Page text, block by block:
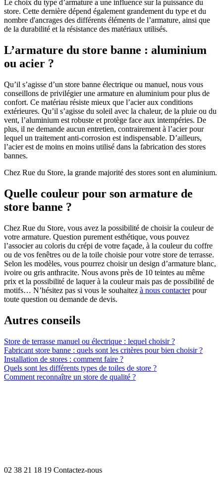
Le choix du type d’armature a une influence sur la puissance du
store. Cette dernière dépend également grandement du type et du
nombre d'ancrages des différents éléments de l’armature, ainsi que
de la durabilité et la résistance des matériaux utilisés.
L’armature du store banne : aluminium
ou acier ?
Qu’il s’agisse d’un store banne électrique ou manuel, nous vous
conseillons de privilégier une armature en aluminium pour plus de
confort. Ce matériau résiste mieux que l’acier aux conditions
extérieures. Qu’il s’agisse du soleil avec la chaleur, de la pluie ou du
vent, l’aluminium est robuste et protège face aux intempéries. De
plus, il ne demande aucun entretien, contrairement à l’acier pour
lequel un traitement anti-corrosion est indispensable. D’ailleurs,
l’acier est de moins en moins utilisé dans la fabrication des stores
bannes.
Chez Rue du Store, la grande majorité des stores sont en aluminium.
Quelle couleur pour son armature de
store banne ?
Chez Rue du Store, vous avez la possibilité de choisir la couleur de
votre armature. Question purement esthétique, vous pouvez
l’associer au coloris du crépi de votre façade, à la couleur du coffre
ou de vos fenêtres ou de la toile choisie pour votre store de terrasse.
Selon les modèles, vous pourrez choisir un design d’armature blanc,
ivoire ou gris anthracite. Nous avons près de 10 teintes au même
prix et la possibilité de laquer à la couleur mais pas de possibilité de
motifs… N’hésitez pas si vous le souhaitez à nous contacterpour
toute question ou demande de devis.
Autres conseils
Store de terrasse manuel ou électrique : lequel choisir ?
Fabricant store banne : quels sont les critères pour bien choisir ?
Installation de stores : comment faire ?
Quels sont les différents types de toiles de store ?
Comment reconnaître un store de qualité ?
02 38 21 18 19 Contactez-nous